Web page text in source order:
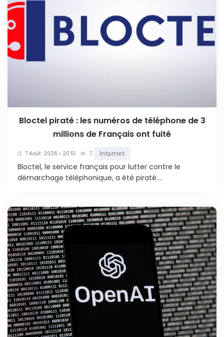
Bloctel piraté : les numéros de téléphone de 3
millions de Français ont fuité
7 Août. 2026 • 20:51 7 Internet
Bloctel, le service français pour lutter contre le
démarchage téléphonique, a été piraté....